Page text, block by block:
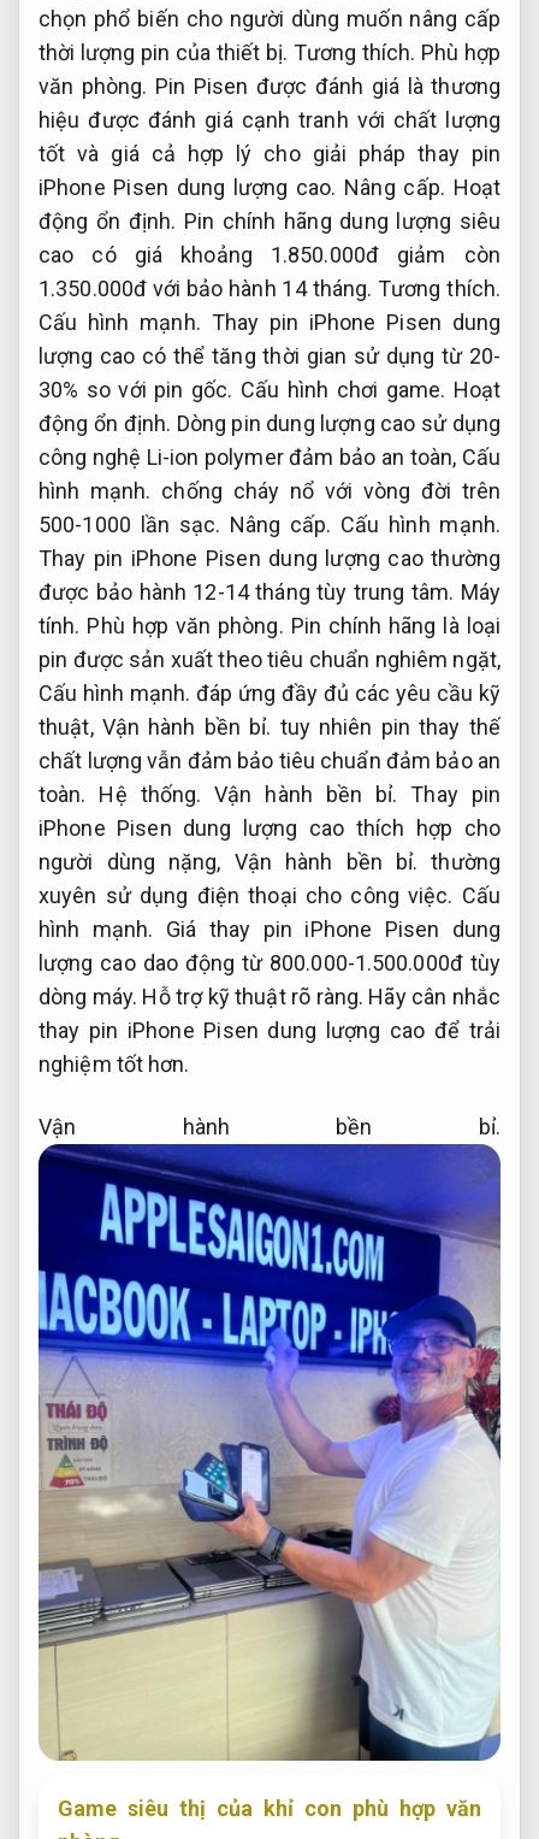
chọn phổ biến cho người dùng muốn nâng cấp
thời lượng pin của thiết bị. Tương thích. Phù hợp
văn phòng. Pin Pisen được đánh giá là thương
hiệu được đánh giá cạnh tranh với chất lượng
tốt và giá cả hợp lý cho giải pháp thay pin
iPhone Pisen dung lượng cao. Nâng cấp. Hoạt
động ổn định. Pin chính hãng dung lượng siêu
cao có giá khoảng 1.850.000đ giảm còn
1.350.000đ với bảo hành 14 tháng.Tương thích.
Cấu hình mạnh. Thay pin iPhone Pisen dung
lượng cao có thể tăng thời gian sử dụng từ 20-
30% so với pin gốc. Cấu hình chơi game. Hoạt
động ổn định. Dòng pin dung lượng cao sử dụng
công nghệ Li-ion polymer đảm bảo an toàn, Cấu
hình mạnh. chống cháy nổ với vòng đời trên
500-1000 lần sạc. Nâng cấp. Cấu hình mạnh.
Thay pin iPhone Pisen dung lượng cao thường
được bảo hành 12-14 tháng tùy trung tâm. Máy
tính. Phù hợp văn phòng. Pin chính hãng là loại
pin được sản xuất theo tiêu chuẩn nghiêm ngặt,
Cấu hình mạnh. đáp ứng đầy đủ các yêu cầu kỹ
thuật, Vận hành bền bỉ. tuy nhiên pin thay thế
chất lượng vẫn đảm bảo tiêu chuẩn đảm bảo an
toàn. Hệ thống. Vận hành bền bỉ. Thay pin
iPhone Pisen dung lượng cao thích hợp cho
người dùng nặng, Vận hành bền bỉ. thường
xuyên sử dụng điện thoại cho công việc. Cấu
hình mạnh. Giá thay pin iPhone Pisen dung
lượng cao dao động từ 800.000-1.500.000đ tùy
dòng máy. Hỗ trợ kỹ thuật rõ ràng. Hãy cân nhắc
thay pin iPhone Pisen dung lượng cao để trải
nghiệm tốt hơn.
Vận hành bền bỉ.
Game siêu thị của khỉ con phù hợp văn